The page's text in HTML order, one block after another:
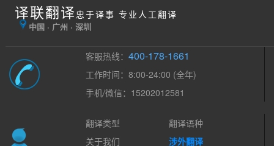
译联翻译 忠于译事 专业人工翻译
中国 · 广州 · 深圳
客服热线：400-178-1661
工作时间：8:00-24:00 (全年)
手机/微信：15202012581
翻译类型
翻译语种
关于我们
涉外翻译